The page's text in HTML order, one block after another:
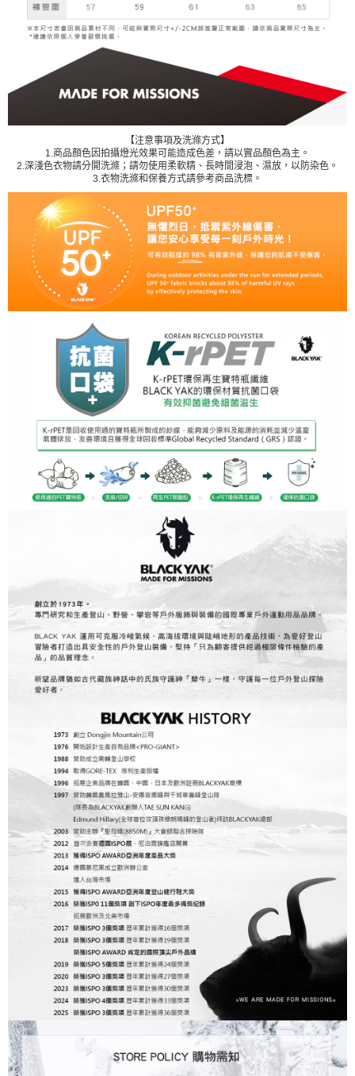
【注意事項及洗滌方式】
1.商品顏色因拍攝燈光效果可能造成色差，請以實品顏色為主。
2.深淺色衣物請分開洗滌；請勿使用柔軟精、長時間浸泡、濕放，以防染色。
3.衣物洗滌和保養方式請參考商品洗標。